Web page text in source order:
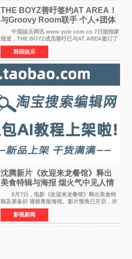
THE BOYZ善旴签约AT AREA！
与Groovy Room联手 个人+团体
活动并行
中国娱乐网讯 www yule com cn 7日据独家
报道，THE BOYZ成员善旴已与AT AREA签订了
专属合约。AT AREA是由知名制作人组合
Groovy Room创立的hip-hop厂牌，旗下拥有多
位实力派音乐人，在韩
韩国娱乐
沈腾新片《欢迎来龙餐馆》释出
美食特辑与海报 烟火气中见人情
温暖
8月7日，电影《欢迎来龙餐馆》释出美食特
辑及菜备好 请就胃版海报。影片预售已开启，并
将于8月8日至10日14:00-21:00举行全国超前点
映。电影《欢迎来龙餐馆》作为战争美食喜剧大
片，讲述了中国
影视新闻